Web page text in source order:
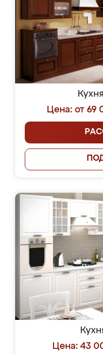
Цена: от 69
Цена: 43